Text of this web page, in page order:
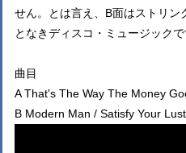
せん。とは言え、B面はストリン
となきディスコ・ミュージックで
曲目
A That's The Way The Money
B Modern Man / Satisfy Your Lust